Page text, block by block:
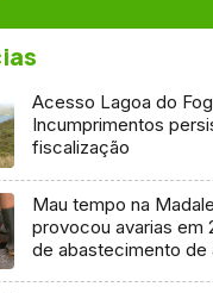
Acesso Lagoa do
Incumprimentos
fiscalização
Mau tempo na
provocou avarias em
de abastecimento de